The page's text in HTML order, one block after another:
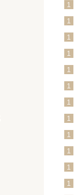
1
1
1
1
1
1
1
1
1
1
1
1